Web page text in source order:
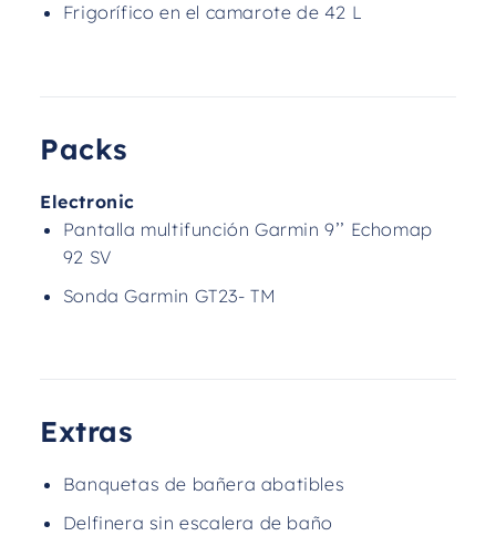
Frigorífico en el camarote de 42 L
Packs
Electronic
Pantalla multifunción Garmin 9’’ Echomap
92 SV
Sonda Garmin GT23- TM
Extras
Banquetas de bañera abatibles
Delfinera sin escalera de baño